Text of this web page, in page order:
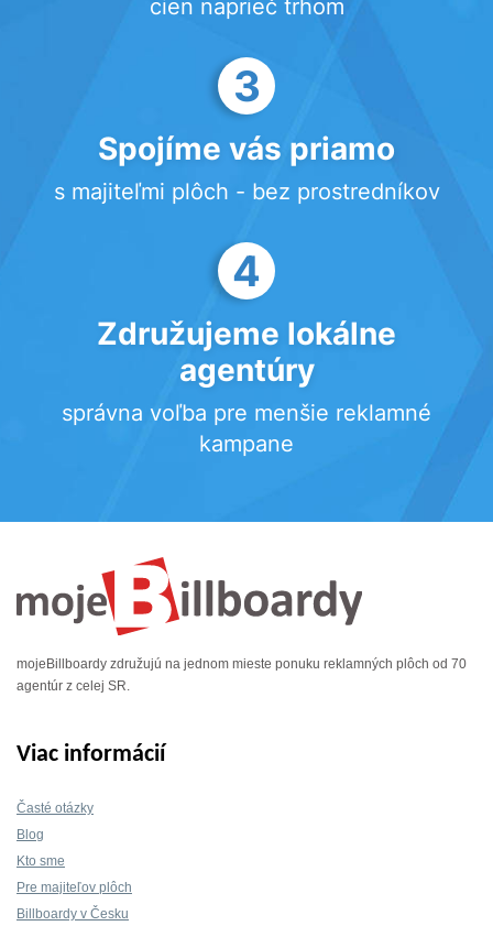
cien naprieč trhom
3
Spojíme vás priamo
s majiteľmi plôch - bez prostredníkov
4
Združujeme lokálne
agentúry
správna voľba pre menšie reklamné
kampane
mojeBillboardy združujú na jednom mieste ponuku reklamných plôch od 70
agentúr z celej SR.
Viac informácií
Časté otázky
Blog
Kto sme
Pre majiteľov plôch
Billboardy v Česku